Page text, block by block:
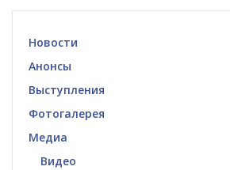
Новости
Анонсы
Выступления
Фотогалерея
Медиа
Видео